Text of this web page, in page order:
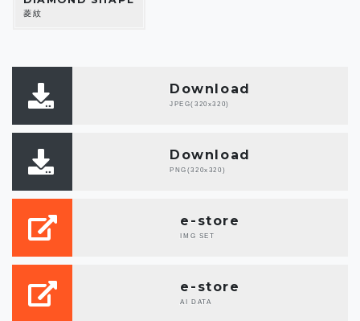
菱紋
Download
JPEG(320x320)
Download
PNG(320x320)
e-store
IMG SET
e-store
AI DATA